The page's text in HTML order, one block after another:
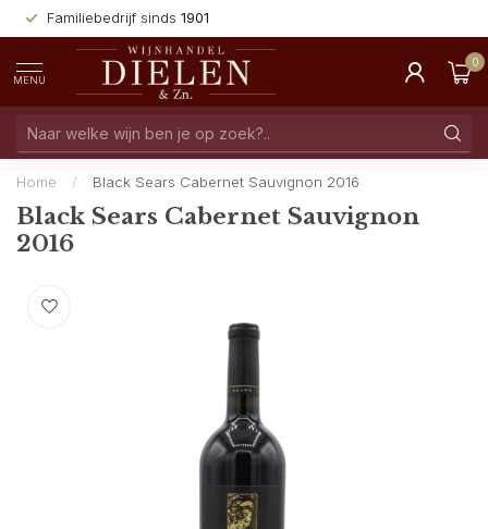
Familiebedrijf sinds 1901
MENU
0
Home / Black Sears Cabernet Sauvignon 2016
Black Sears Cabernet Sauvignon
2016